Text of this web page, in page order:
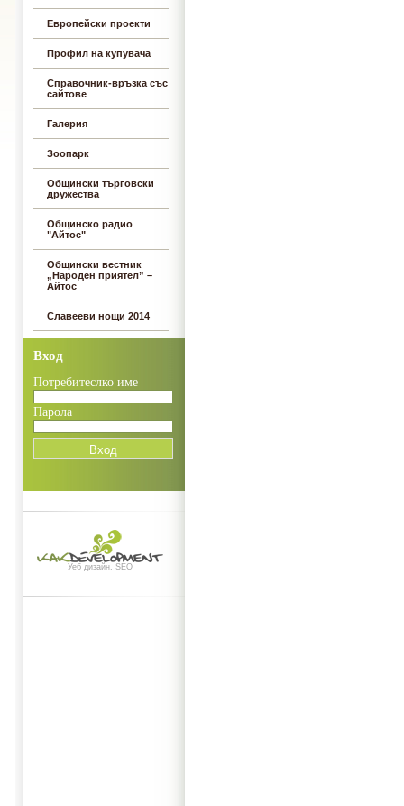
Европейски проекти
Профил на купувача
Справочник-връзка със
сайтове
Галерия
Зоопарк
Общински търговски
дружества
Общинско радио
"Айтос"
Общински вестник
„Народен приятел” –
Айтос
Славееви нощи 2014
Вход
Потребитеслко име
Парола
Уеб дизайн, SEO